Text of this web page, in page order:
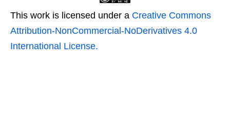
This work is licensed under a Creative Commons
Attribution-NonCommercial-NoDerivatives 4.0
International License.